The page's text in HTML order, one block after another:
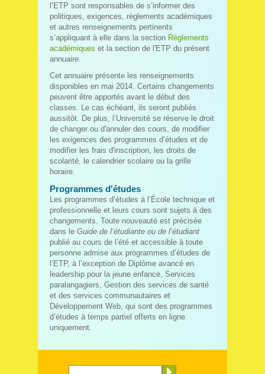
l’ETP sont responsables de s’informer des
politiques, exigences, règlements académiques
et autres renseignements pertinents
s’appliquant à elle dans la section Règlements
académiques et la section de l'ETP du présent
annuaire.
Cet annuaire présente les renseignements
disponibles en mai 2014. Certains changements
peuvent être apportés avant le début des
classes. Le cas échéant, ils seront publiés
aussitôt. De plus, l’Université se réserve le droit
de changer ou d'annuler des cours, de modifier
les exigences des programmes d’études et de
modifier les frais d'inscription, les droits de
scolarité, le calendrier scolaire ou la grille
horaire.
Programmes d'études
Les programmes d’études à l’École technique et
professionnelle et leurs cours sont sujets à des
changements. Toute nouveauté est précisée
dans le Guide de l’étudiante ou de l’étudiant
publié au cours de l’été et accessible à toute
personne admise aux programmes d’études de
l’ETP, à l’exception de Diplôme avancé en
leadership pour la jeune enfance, Services
paralangagiers, Gestion des services de santé
et des services communautaires et
Développement Web, qui sont des programmes
d’études à temps partiel offerts en ligne
uniquement.